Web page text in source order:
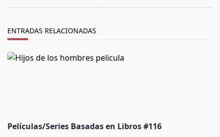
ENTRADAS RELACIONADAS
Películas/Series Basadas en Libros #116